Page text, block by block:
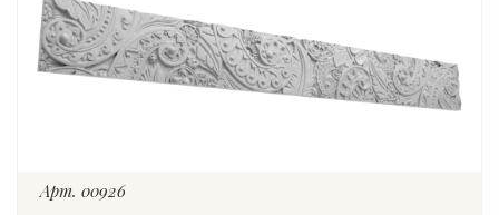
Арт. 00926